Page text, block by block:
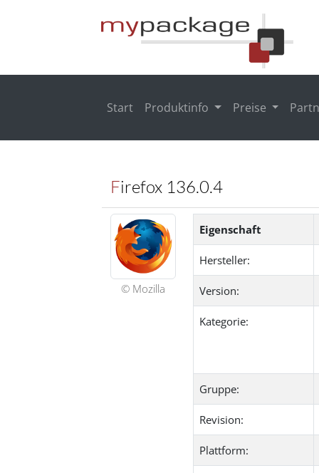
Start Produktinfo Preise
Firefox 136.0.4
© Mozilla
Eigenschaft
Hersteller:
Version:
Kategorie:
Gruppe:
Revision:
Plattform: